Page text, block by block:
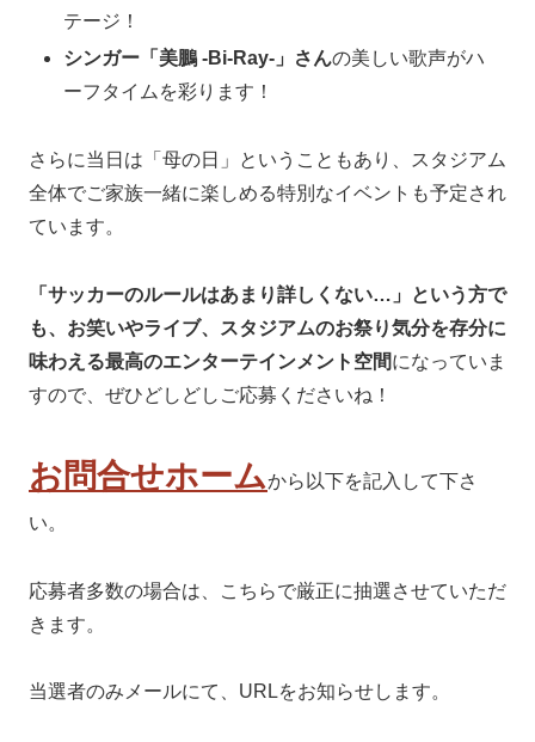
テージ！
シンガー「美鵬 -Bi-Ray-」さんの美しい歌声がハ
ーフタイムを彩ります！
さらに当日は「母の日」ということもあり、スタジアム
全体でご家族一緒に楽しめる特別なイベントも予定され
ています。
「サッカーのルールはあまり詳しくない…」という方で
も、お笑いやライブ、スタジアムのお祭り気分を存分に
味わえる最高のエンターテインメント空間になっていま
すので、ぜひどしどしご応募くださいね！
お問合せホームから以下を記入して下さ
い。
応募者多数の場合は、こちらで厳正に抽選させていただ
きます。
当選者のみメールにて、URLをお知らせします。